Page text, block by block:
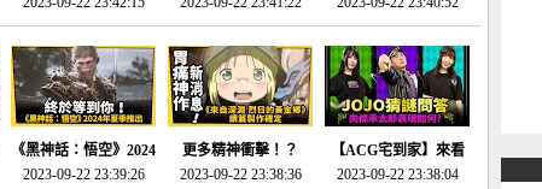
版」!!!今年就能玩到!!-
電玩宅速配20230124
動作角色扮演遊戲！-
電玩宅速配20230123
第一名早就決定了，封
面圖直接雷你!-電玩宅
速配20230120
《黑神話：悟空》2024
年夏季推出！確定不會
2023-09-22 23:39:26
更多精神衝擊！？
《來自深淵 烈日的黃
2023-09-22 23:38:36
【ACG宅到家】來看
就抽周邊！《JOJO的
2023-09-22 23:38:04